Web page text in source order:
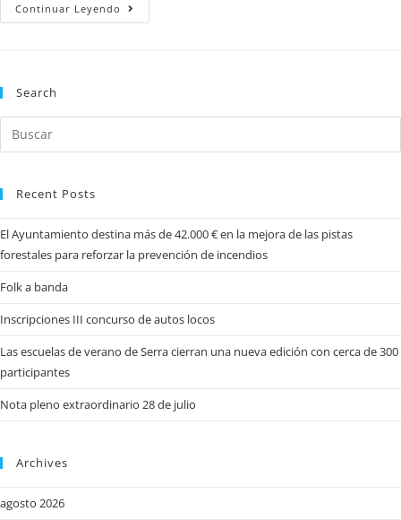
Continuar Leyendo
Search
Recent Posts
El Ayuntamiento destina más de 42.000 € en la mejora de las pistas
forestales para reforzar la prevención de incendios
Folk a banda
Inscripciones III concurso de autos locos
Las escuelas de verano de Serra cierran una nueva edición con cerca de 300
participantes
Nota pleno extraordinario 28 de julio
Archives
agosto 2026